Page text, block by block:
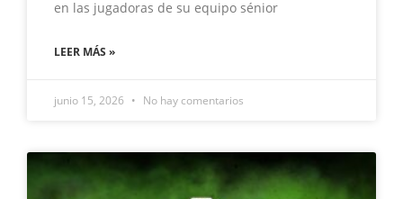
en las jugadoras de su equipo sénior
LEER MÁS »
junio 15, 2026 No hay comentarios